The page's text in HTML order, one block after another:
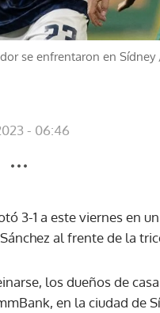
se enfrentaron en Sídney
- 06:46
3-1 a este viernes en
al frente de la
los dueños de
en la ciudad de